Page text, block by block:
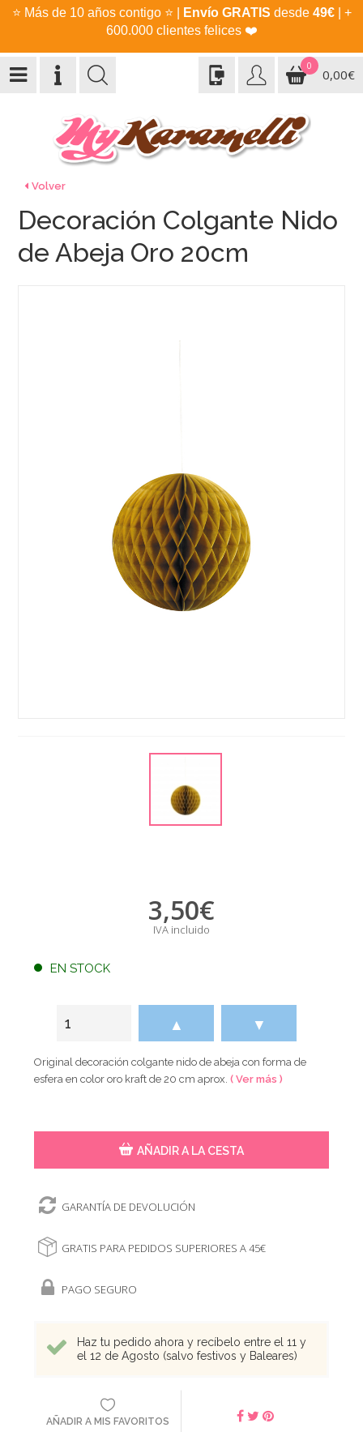
⭐ Más de 10 años contigo ⭐ Envío GRATIS desde 49€| +
600.000 clientes felices ❤️
0
0,00€
Volver
Decoración Colgante Nido
de Abeja Oro 20cm
3,50€
IVA incluido
EN STOCK
▲ ▼
Original decoración colgante nido de abeja con forma de
esfera en color oro kraft de 20 cm aprox.( Ver más )
AÑADIR A LA CESTA
GARANTÍA DE DEVOLUCIÓN
GRATIS PARA PEDIDOS SUPERIORES A 45€
PAGO SEGURO
Haz tu pedido ahora y recíbelo entre el 11 y
el 12 de Agosto (salvo festivos y Baleares)
AÑADIR A MIS FAVORITOS